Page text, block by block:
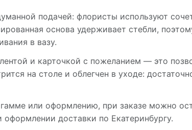
подачей: флористы используют
основа удерживает стебли,
в вазу.
и карточкой с пожеланием — это
на столе и облегчен в уходе:
или оформлению, при заказе можно
доставки по Екатеринбургу.